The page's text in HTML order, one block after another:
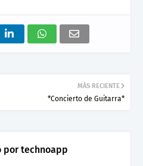
MÁS RECIENTE
*Concierto de Guitarra*
portechnoapp